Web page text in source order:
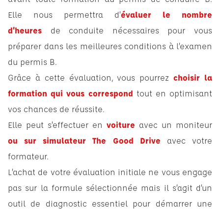
Elle nous permettra d’évaluer le nombre
d’heures
de conduite nécessaires pour vous
préparer dans les meilleures conditions à l’examen
du permis B.
Grâce à cette évaluation, vous pourrezchoisir la
formation qui vous correspond tout en optimisant
vos chances de réussite.
Elle peut s’effectuer en voiture avec un moniteur
ou sur simulateur The Good Drive avec votre
formateur.
L’achat de votre évaluation initiale ne vous engage
pas sur la formule sélectionnée mais il s’agit d’un
outil de diagnostic essentiel pour démarrer une